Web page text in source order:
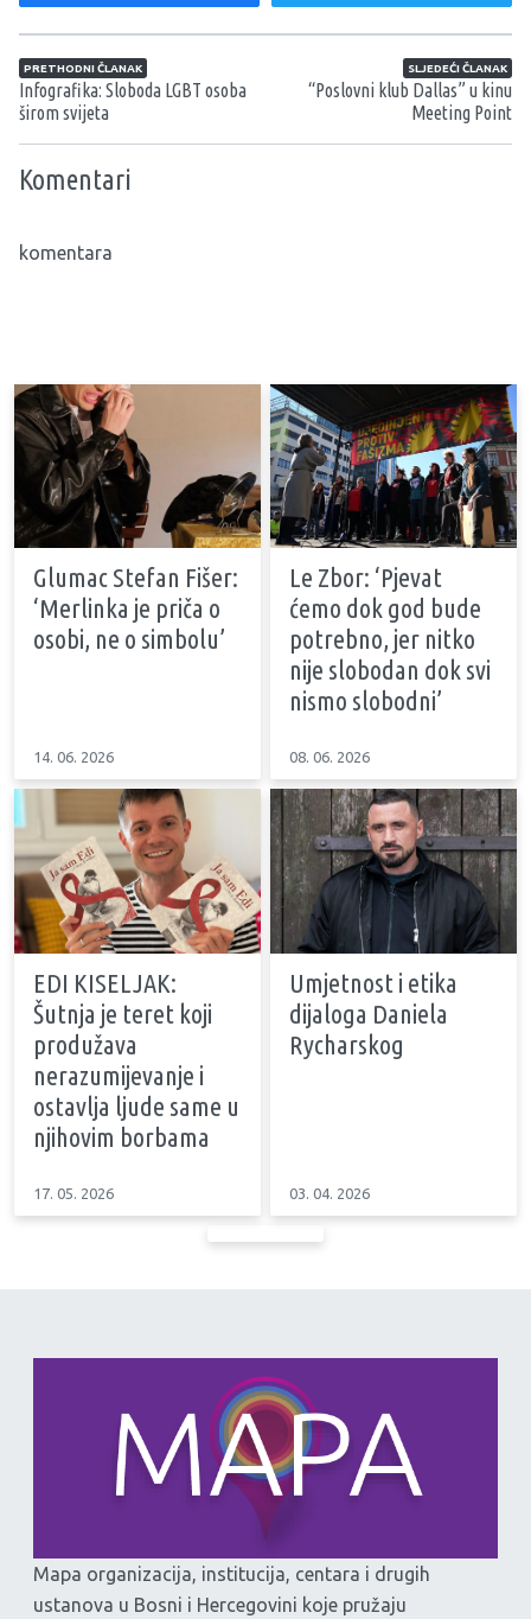
Navigacija članaka
PRETHODNI ČLANAK
Infografika: Sloboda LGBT osoba
širom svijeta
SLJEDEĆI ČLANAK
“Poslovni klub Dallas” u kinu
Meeting Point
Komentari
komentara
Glumac Stefan Fišer:
‘Merlinka je priča o
osobi, ne o simbolu’
14. 06. 2026
Le Zbor: ‘Pjevat
ćemo dok god bude
potrebno, jer nitko
nije slobodan dok svi
nismo slobodni’
08. 06. 2026
EDI KISELJAK:
Šutnja je teret koji
produžava
nerazumijevanje i
ostavlja ljude same u
njihovim borbama
17. 05. 2026
Umjetnost i etika
dijaloga Daniela
Rycharskog
03. 04. 2026
Mapa organizacija, institucija, centara i drugih
ustanova u Bosni i Hercegovini koje pružaju